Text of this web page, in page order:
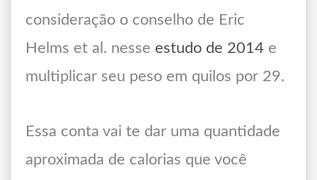
consideração o conselho de Eric
Helms et al. nesse estudo de 2014 e
multiplicar seu peso em quilos por 29.
Essa conta vai te dar uma quantidade
aproximada de calorias que você